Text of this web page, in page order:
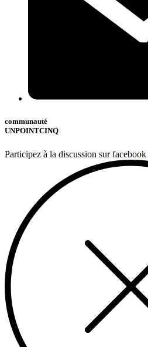
communauté
UNPOINTCINQ
Participez à la discussion sur facebook